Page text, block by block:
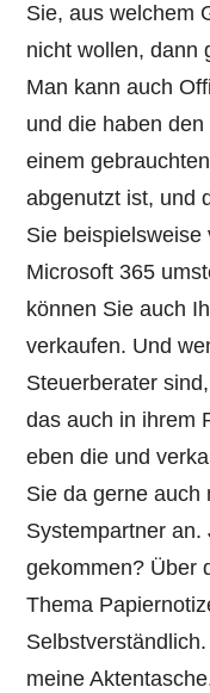
Sie, aus welchem
nicht wollen, dann
Man kann auch
und die haben
einem
abgenutzt ist, und
Sie
Microsoft 365
können Sie auch
verkaufen. Und
Steuerberater
das auch in ihrem
eben die und
Sie da gerne auch
Systempartner
gekommen? Über
Thema
meine